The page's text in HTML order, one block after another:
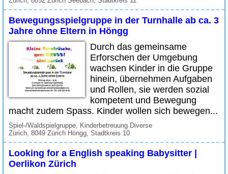
Bewegungsspielgruppe in der Turnhalle ab ca. 3
Jahre ohne Eltern in Höngg
Durch das gemeinsame
Erforschen der Umgebung
wachsen Kinder in die Gruppe
hinein, übernehmen Aufgaben
und Rollen, sie werden sozial
kompetent und Bewegung
macht zudem Spass. Kinder wollen sich bewegen...
Spiel-/Waldspielgruppe, Kinderbetreuung Diverse
Zürich, 8049 Zürich Höngg, Stadtkreis 10
Looking for a English speaking Babysitter |
Oerlikon Zürich